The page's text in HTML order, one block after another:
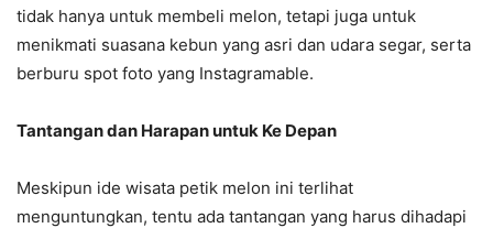
tidak hanya untuk membeli melon, tetapi juga untuk
menikmati suasana kebun yang asri dan udara segar, serta
berburu spot foto yang Instagramable.
Tantangan dan Harapan untuk Ke Depan
Meskipun ide wisata petik melon ini terlihat
menguntungkan, tentu ada tantangan yang harus dihadapi